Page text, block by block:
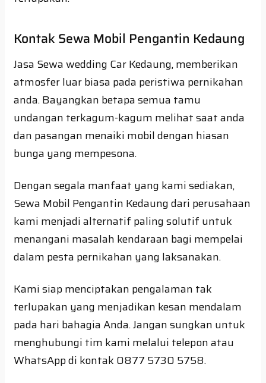
Kontak Sewa Mobil Pengantin Kedaung
Jasa Sewa wedding Car Kedaung, memberikan
atmosfer luar biasa pada peristiwa pernikahan
anda. Bayangkan betapa semua tamu
undangan terkagum-kagum melihat saat anda
dan pasangan menaiki mobil dengan hiasan
bunga yang mempesona.
Dengan segala manfaat yang kami sediakan,
Sewa Mobil Pengantin Kedaung dari perusahaan
kami menjadi alternatif paling solutif untuk
menangani masalah kendaraan bagi mempelai
dalam pesta pernikahan yang laksanakan.
Kami siap menciptakan pengalaman tak
terlupakan yang menjadikan kesan mendalam
pada hari bahagia Anda. Jangan sungkan untuk
menghubungi tim kami melalui telepon atau
WhatsApp di kontak 0877 5730 5758.